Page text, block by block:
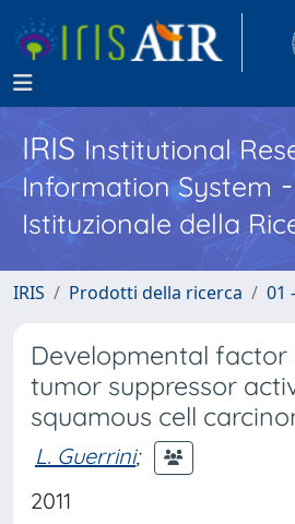
IRISInstitutional
Information System
Istituzionale della
IRIS Prodotti della ricerca 01
Developmental factor
tumor suppressor
squamous cell
L. Guerrini;
2011